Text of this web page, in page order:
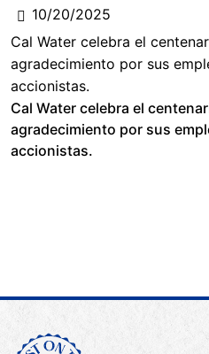
10/20/2025
Cal Water celebra el
agradecimiento por sus
accionistas.
Cal Water celebra el
agradecimiento por sus
accionistas.